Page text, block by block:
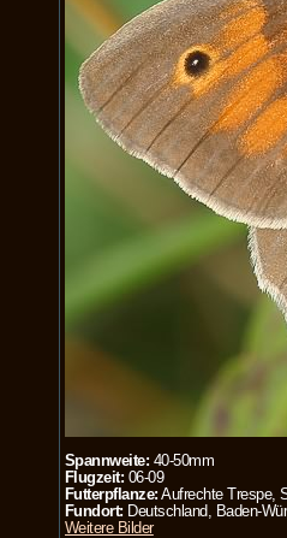
Spannweite: 40-50mm
Flugzeit: 06-09
Futterpflanze: Aufrechte Trespe,
Fundort: Deutschland, Baden-
Weitere Bilder